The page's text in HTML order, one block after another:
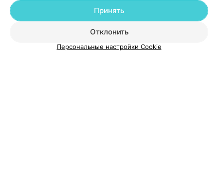
О проекте Новости проекта
Размещение рекламы
Медицинский маркетинг
Публичный договор
Пользовательское соглашение
Способы оплаты
Отклонить
Принять
Персональные настройки Cookie